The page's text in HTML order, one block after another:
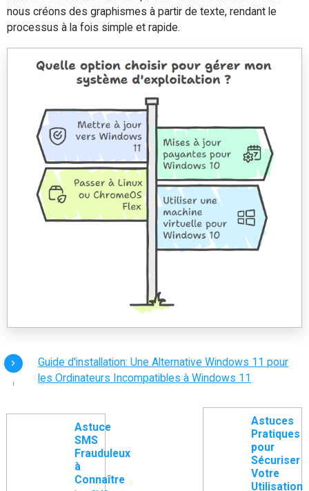
nous créons des graphismes à partir de texte, rendant le
processus à la fois simple et rapide.
Guide d'installation: Une Alternative Windows 11 pour
les Ordinateurs Incompatibles à Windows 11
Astuce
SMS
Frauduleux
à
Connaître
Astuces
Pratiques
pour
Sécuriser
Votre
Utilisation